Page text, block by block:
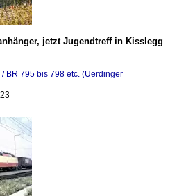
jetzt Jugendtreff in Kisslegg
BR 795 bis 798 etc. (Uerdinger